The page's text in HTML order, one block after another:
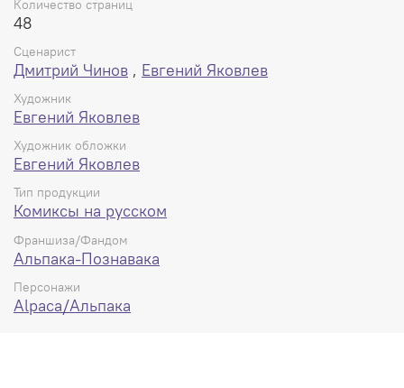
Количество страниц
48
Сценарист
Дмитрий Чинов , Евгений Яковлев
Художник
Евгений Яковлев
Художник обложки
Евгений Яковлев
Тип продукции
Комиксы на русском
Франшиза/Фандом
Альпака-Познавака
Персонажи
Alpaca/Альпака